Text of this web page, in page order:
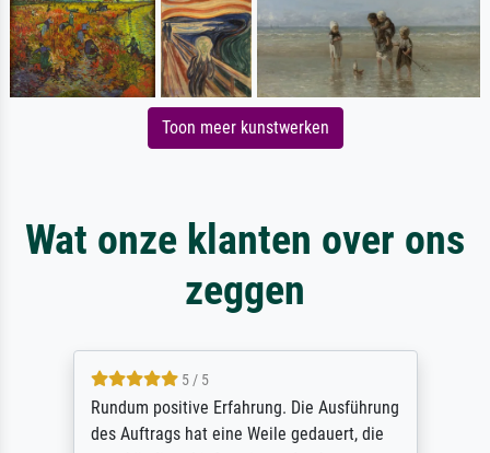
Toon meer kunstwerken
Wat onze klanten over ons
zeggen
5 / 5
Rundum positive Erfahrung. Die Ausführung
des Auftrags hat eine Weile gedauert, die